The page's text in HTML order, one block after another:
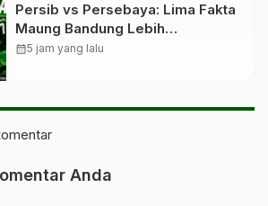
Persib vs Persebaya: Lima Fakta
Maung Bandung Lebih
Diunggulkan
calendar_month5 jam yang lalu
Anda